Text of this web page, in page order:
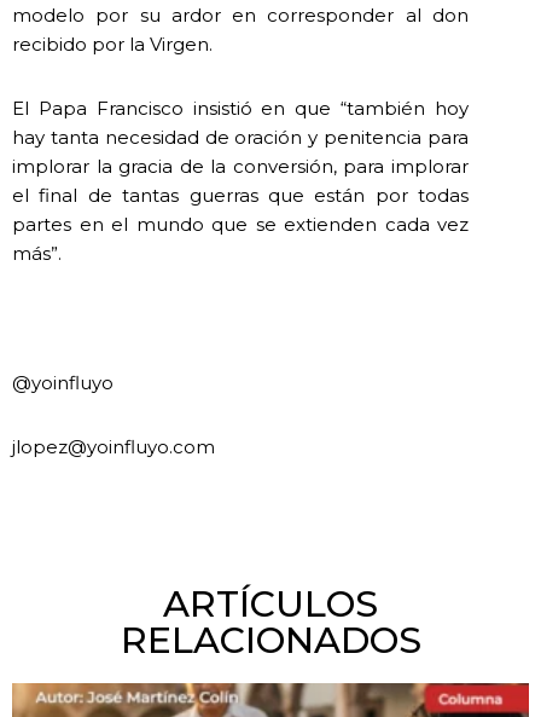
modelo por su ardor en corresponder al don
recibido por la Virgen.
El Papa Francisco insistió en que “también hoy
hay tanta necesidad de oración y penitencia para
implorar la gracia de la conversión, para implorar
el final de tantas guerras que están por todas
partes en el mundo que se extienden cada vez
más”.
@yoinfluyo
jlopez@yoinfluyo.com
ARTÍCULOS
RELACIONADOS